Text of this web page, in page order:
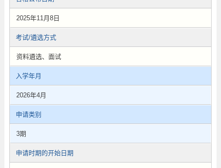
2025年11月8日
考试/遴选方式
资料遴选、面试
入学年月
2026年4月
申请类别
3期
申请时期的开始日期